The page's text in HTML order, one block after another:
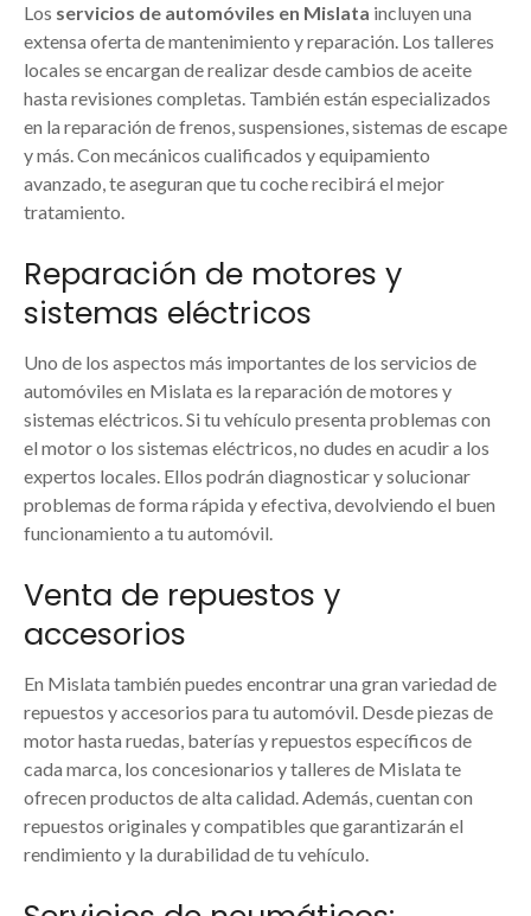
Los servicios de automóviles en Mislata incluyen una
extensa oferta de mantenimiento y reparación. Los talleres
locales se encargan de realizar desde cambios de aceite
hasta revisiones completas. También están especializados
en la reparación de frenos, suspensiones, sistemas de escape
y más. Con mecánicos cualificados y equipamiento
avanzado, te aseguran que tu coche recibirá el mejor
tratamiento.
Reparación de motores y
sistemas eléctricos
Uno de los aspectos más importantes de los servicios de
automóviles en Mislata es la reparación de motores y
sistemas eléctricos. Si tu vehículo presenta problemas con
el motor o los sistemas eléctricos, no dudes en acudir a los
expertos locales. Ellos podrán diagnosticar y solucionar
problemas de forma rápida y efectiva, devolviendo el buen
funcionamiento a tu automóvil.
Venta de repuestos y
accesorios
En Mislata también puedes encontrar una gran variedad de
repuestos y accesorios para tu automóvil. Desde piezas de
motor hasta ruedas, baterías y repuestos específicos de
cada marca, los concesionarios y talleres de Mislata te
ofrecen productos de alta calidad. Además, cuentan con
repuestos originales y compatibles que garantizarán el
rendimiento y la durabilidad de tu vehículo.